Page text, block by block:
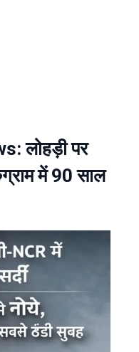
लोहड़ी पर
में 90 साल